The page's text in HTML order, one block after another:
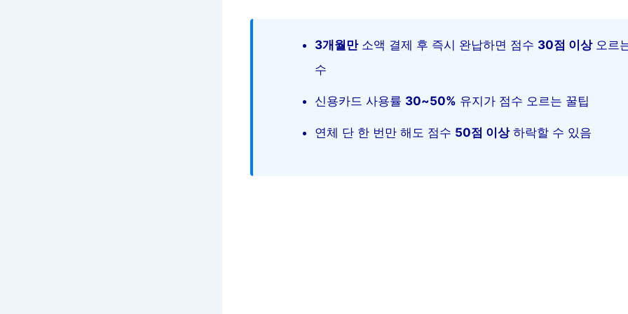
3개월만소액 결제 후 즉시 완납하면 점수 30점 이상오르
수
신용카드 사용률 30~50% 유지가 점수 오르는 꿀팁
연체 단 한 번만 해도 점수 50점 이상하락할 수 있음